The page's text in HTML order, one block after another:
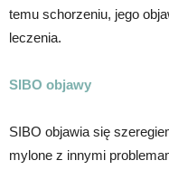
temu schorzeniu, jego
leczenia.
SIBO objawy
SIBO objawia się
mylone z innymi